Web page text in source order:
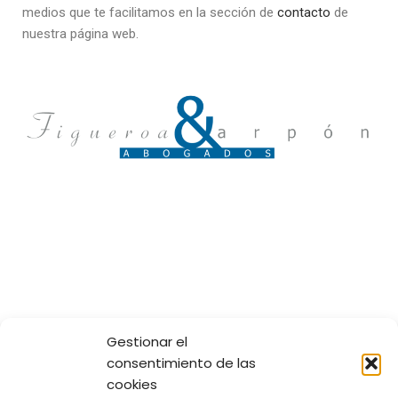
Gestionar el
consentimiento de las
cookies
medios que te facilitamos en la sección de contacto de
nuestra página web.